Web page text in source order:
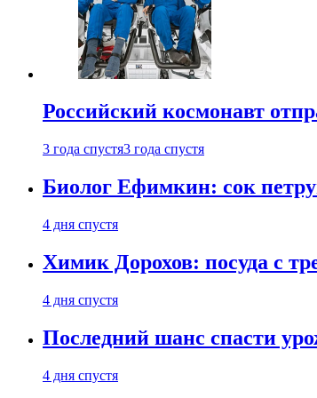
Российский космонавт
3 года спустя3 года спустя
Биолог Ефимкин: сок
4 дня спустя
Химик Дорохов: посуда с
4 дня спустя
Последний шанс спасти
4 дня спустя